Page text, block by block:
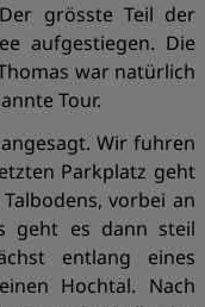
grösste Teil der
aufgestiegen. Die
war natürlich
Tour.
Wir fuhren
Parkplatz geht
vorbei an
geht es dann steil
entlang eines
Hochtal. Nach